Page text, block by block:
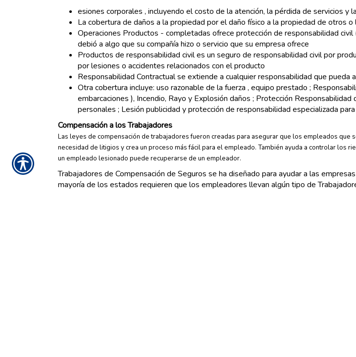
esiones corporales , incluyendo el costo de la atención, la pérdida de servicios
La cobertura de daños a la propiedad por el daño físico a la propiedad de otros
Operaciones Productos - completadas ofrece protección de responsabilidad
debió a algo que su compañía hizo o servicio que su empresa ofrece
Productos de responsabilidad civil es un seguro de responsabilidad civil por
por lesiones o accidentes relacionados con el producto
Responsabilidad Contractual se extiende a cualquier responsabilidad que
Otra cobertura incluye: uso razonable de la fuerza , equipo prestado ;
embarcaciones ), Incendio, Rayo y Explosión daños ; Protección
personales ; Lesión publicidad y protección de responsabilidad especializada
Compensación a los Trabajadores
Las leyes de compensación de trabajadores fueron creadas para asegurar que los empleados que
necesidad de litigios y crea un proceso más fácil para el empleado. También ayuda a controlar los
un empleado lesionado puede recuperarse de un empleador.
Trabajadores de Compensación de Seguros se ha diseñado para ayudar a las
mayoría de los estados requieren que los empleadores llevan algún tipo de